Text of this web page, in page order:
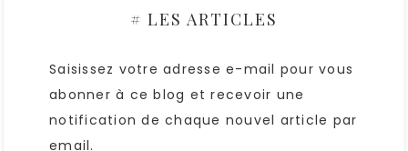
# LES ARTICLES
Saisissez votre adresse e-mail pour vous
abonner à ce blog et recevoir une
notification de chaque nouvel article par
email.